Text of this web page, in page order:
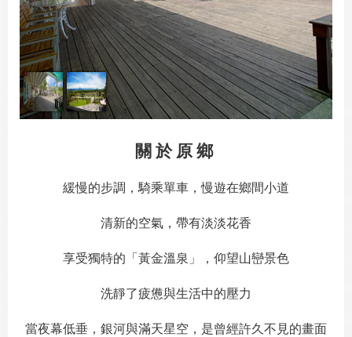
關於原鄉
緩慢的步調，騎乘單車，慢遊在鄉間小道
清新的空氣，帶有淡淡花香
享受獨特的「黃金溫泉」，仰望山巒景色
洗靜了疲憊與生活中的壓力
當夜幕低垂，銀河與滿天星空，是曾經許久不見的畫面